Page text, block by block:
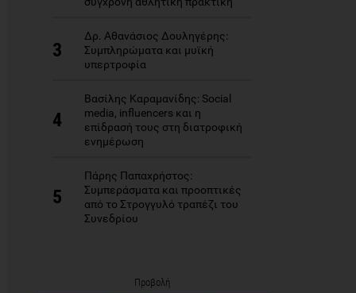
3
Δρ. Αθανάσιος Δουληγέρης:
Συμπληρώματα και μυϊκή
υπερτροφία
4
Βασίλης Καραμανίδης: Social
media, influencers και η
επίδρασή τους στη διατροφική
ενημέρωση
5
Πάρης Παπαχρήστος:
Συμπεράσματα και προοπτικές
από το Στρογγυλό τραπέζι του
Συνεδρίου
Προβολή